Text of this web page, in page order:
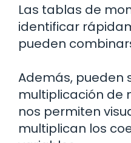
Las tablas de
identificar
pueden
Además, pueden
multiplicación de
nos permiten
multiplican los